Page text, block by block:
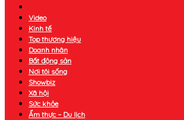
Video
Kinh tế
Top thương hiệu
Doanh nhân
Bất động sản
Nơi tôi sống
Showbiz
Xã hội
Sức khỏe
Ẩm thực – Du lịch